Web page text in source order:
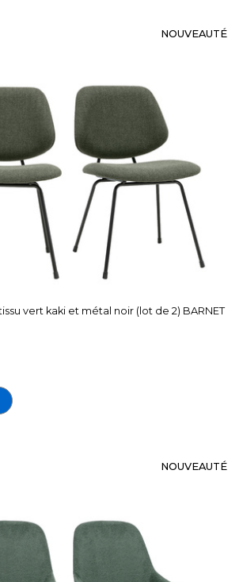
NOUVEAUTÉ
vert kaki et métal noir (lot de 2) BARNET
NOUVEAUTÉ